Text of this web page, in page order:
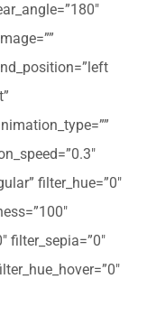
filter_hue=”0″
filter_sepia=”0″